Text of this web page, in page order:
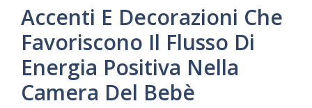
Accenti E Decorazioni Che
Favoriscono Il Flusso Di
Energia Positiva Nella
Camera Del Bebè